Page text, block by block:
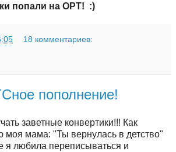
попали на ОРТ! :)
18 комментариев:
пополнение!
заветные конвертики!!! Как
моя мама: "Ты вернулась в детство"
я любила переписываться и